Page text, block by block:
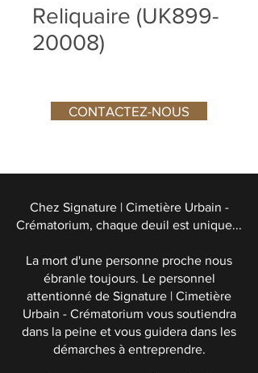
Reliquaire (UK899-
20008)
CONTACTEZ-NOUS
Chez Signature | Cimetière Urbain -
Crématorium, chaque deuil est unique...
La mort d'une personne proche nous
ébranle toujours. Le personnel
attentionné de Signature | Cimetière
Urbain - Crématorium vous soutiendra
dans la peine et vous guidera dans les
démarches à entreprendre.